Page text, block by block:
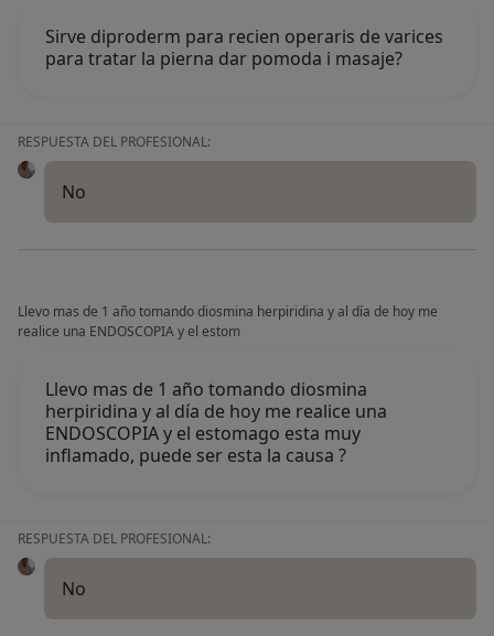
Sirve diproderm para recien operaris de varices
para tratar la pierna dar pomoda i masaje?
RESPUESTA DEL PROFESIONAL:
No
Llevo mas de 1 año tomando diosmina herpiridina y al día de hoy me
realice una ENDOSCOPIA y el estom
Llevo mas de 1 año tomando diosmina
herpiridina y al día de hoy me realice una
ENDOSCOPIA y el estomago esta muy
inflamado, puede ser esta la causa ?
RESPUESTA DEL PROFESIONAL:
No